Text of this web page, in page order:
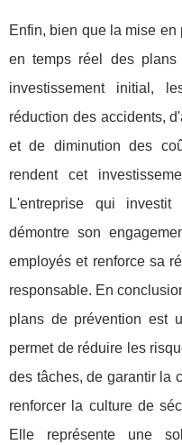
Enfin, bien que la mise
en temps réel des plans
investissement initial,
réduction des accidents,
et de diminution des
rendent cet
L'entreprise qui
démontre son
employés et renforce sa
responsable. En
plans de prévention est
permet de réduire les
des tâches, de garantir la
renforcer la culture de
Elle représente une